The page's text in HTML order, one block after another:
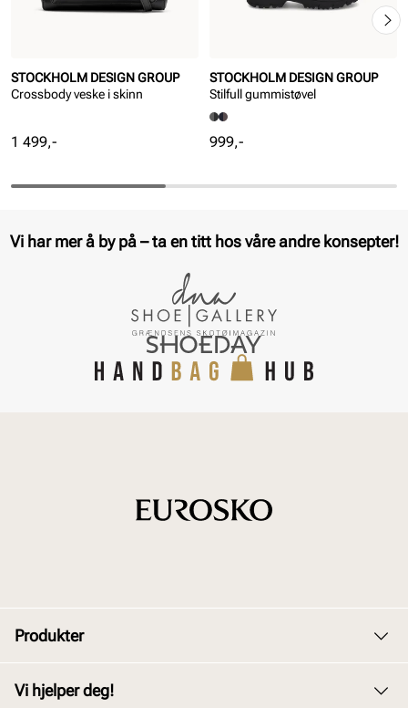
STOCKHOLM DESIGN GROUP
Crossbody veske i skinn
Pris
1 499,-
STOCKHOLM DESIGN GROUP
Stilfull gummistøvel
Pris
999,-
Vi har mer å by på – ta en titt hos våre andre konsepter!
Produkter
Vi hjelper deg!